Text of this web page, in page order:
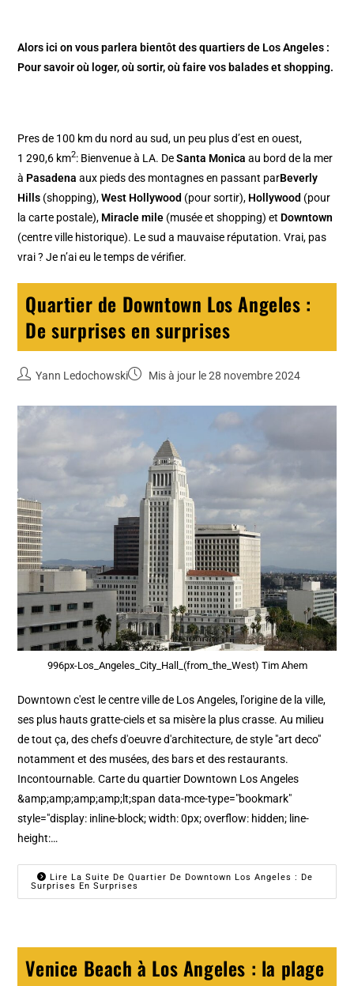
Alors ici on vous parlera bientôt des quartiers de Los Angeles :
Pour savoir où loger, où sortir, où faire vos balades et shopping.
Pres de 100 km du nord au sud, un peu plus d’est en ouest,
1 290,6 km2: Bienvenue à LA. DeSanta Monica au bord de la mer
à Pasadena aux pieds des montagnes en passant parBeverly
Hills (shopping),West Hollywood (pour sortir), Hollywood (pour
la carte postale), Miracle mile (musée et shopping) et Downtown
(centre ville historique). Le sud a mauvaise réputation. Vrai, pas
vrai ? Je n’ai eu le temps de vérifier.
Quartier de Downtown Los Angeles :
De surprises en surprises
Yann Ledochowski Mis à jour le 28 novembre 2024
996px-Los_Angeles_City_Hall_(from_the_West) Tim Ahem
Downtown c'est le centre ville de Los Angeles, l'origine de la ville,
ses plus hauts gratte-ciels et sa misère la plus crasse. Au milieu
de tout ça, des chefs d'oeuvre d'architecture, de style "art deco"
notamment et des musées, des bars et des restaurants.
Incontournable. Carte du quartier Downtown Los Angeles
&amp;amp;amp;amp;lt;span data-mce-type="bookmark"
style="display: inline-block; width: 0px; overflow: hidden; line-
height:…
Lire La Suite De Quartier De Downtown Los Angeles : De
Surprises En Surprises
Venice Beach à Los Angeles : la plage